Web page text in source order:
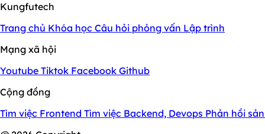
Kungfutech
Trang chủ Khóa học Câu hỏi phỏng vấn Lập trình
Mạng xã hội
Youtube Tiktok Facebook Github
Cộng đồng
Tìm việc Frontend Tìm việc Backend, Devops Phản hồi